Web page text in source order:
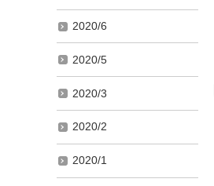
2020/6
2020/5
2020/3
2020/2
2020/1